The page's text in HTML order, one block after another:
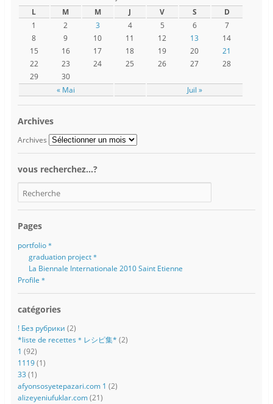
L M M J V S D
« Mai Juil »
1 2 3 4 5 6
7
8
9 10 11 12 13
14
15
16 17 18 19 20
21
22
23 24 25 26 27
28
29
30
Archives
Archives
vous recherchez…?
Pages
portfolio＊
graduation project＊
La Biennale Internationale 2010 Saint Etienne
Profile＊
catégories
! Без рубрики (2)
*liste de recettes＊レシピ集* (2)
1 (92)
1119(1)
33 (1)
afyonsosyetepazari.com 1 (2)
alizeyeniufuklar.com(21)